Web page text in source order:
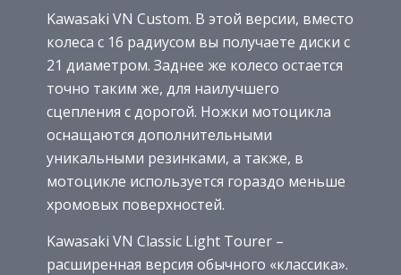
Kawasaki VN Custom. В этой версии, вместо
колеса с 16 радиусом вы получаете диски с
21 диаметром. Заднее же колесо остается
точно таким же, для наилучшего
сцепления с дорогой. Ножки мотоцикла
оснащаются дополнительными
уникальными резинками, а также, в
мотоцикле используется гораздо меньше
хромовых поверхностей.
Kawasaki VN Classic Light Tourer –
расширенная версия обычного «классика».